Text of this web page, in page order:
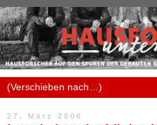
27. März 2006